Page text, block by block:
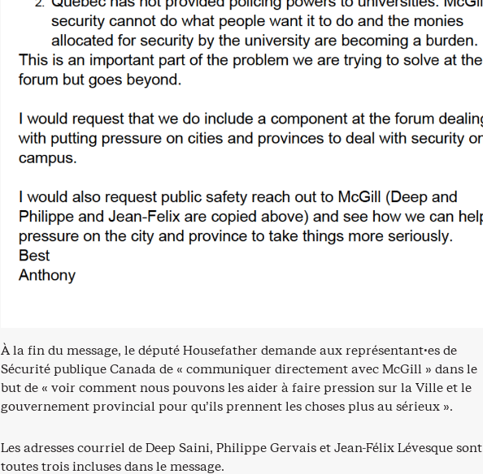
À la fin du message, le député Housefather demande aux représentant·es de
Sécurité publique Canada de « communiquer directement avec McGill » dans le
but de « voir comment nous pouvons les aider à faire pression sur la Ville et le
gouvernement provincial pour qu’ils prennent les choses plus au sérieux ».
Les adresses courriel de Deep Saini, Philippe Gervais et Jean-Félix Lévesque sont
toutes trois incluses dans le message.